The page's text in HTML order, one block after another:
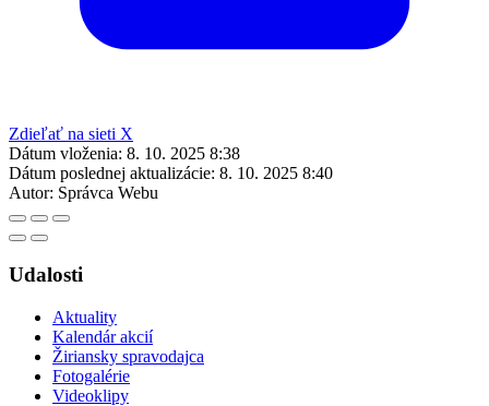
Zdieľať na sieti X
Dátum vloženia: 8. 10. 2025 8:38
Dátum poslednej aktualizácie: 8. 10. 2025 8:40
Autor: Správca Webu
Udalosti
Aktuality
Kalendár akcií
Žiriansky spravodajca
Fotogalérie
Videoklipy